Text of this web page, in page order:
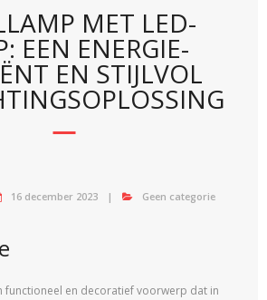
MET LED-
EEN ENERGIE-
EN STIJLVOL
16 december 2023 Geen categorie
functioneel en decoratief voorwerp dat in